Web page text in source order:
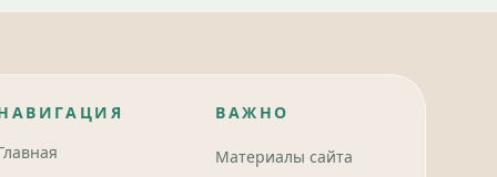
ВАЖНО
Материалы сайта